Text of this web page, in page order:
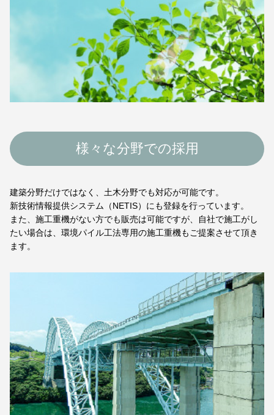
様々な分野での採用
建築分野だけではなく、土木分野でも対応が可能です。
新技術情報提供システム（NETIS）にも登録を行っています。
また、施工重機がない方でも販売は可能ですが、自社で施工がし
たい場合は、環境パイル工法専用の施工重機もご提案させて頂き
ます。